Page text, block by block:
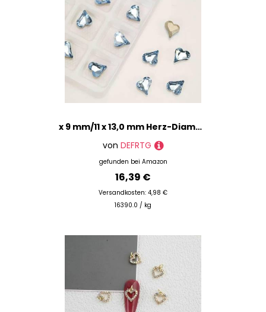
x 9 mm/11 x 13,0 mm Herz-Diamant-Nagel, scharfer Boden, Diamant, Pfirsichrot, Mondlicht, Liebesdiamant, Kristall, Fantasiefarbe, Nagelschmuck, Wasserblau, 8 x 9, 100 Stück
von DEFRTG
gefunden bei Amazon
16,39 €
Versandkosten: 4,98 €
16390.0 / kg